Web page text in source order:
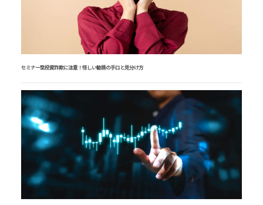
セミナー型投資詐欺に注意！怪しい勧誘の手口と見分け方